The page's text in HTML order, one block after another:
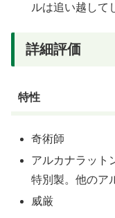
ルは追い越して
詳細評価
特性
奇術師
アルカナラット
特別製。他のア
威厳